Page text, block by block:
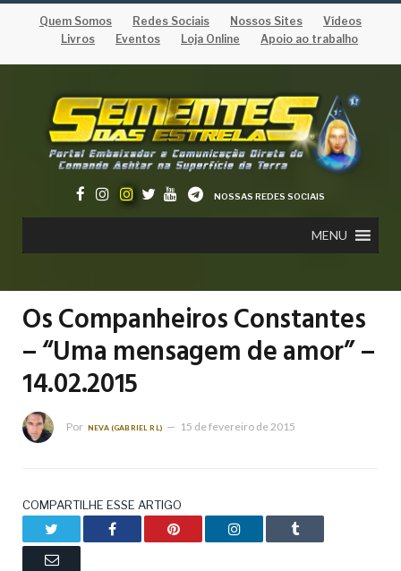
Quem Somos Redes Sociais Nossos Sites
Vídeos
Livros
Eventos Loja Online Apoio ao trabalho
NOSSAS REDES SOCIAIS
MENU
Os Companheiros Constantes
– “Uma mensagem de amor” –
14.02.2015
Por NEVA (GABRIEL RL) 15 de fevereiro de 2015
COMPARTILHE ESSE ARTIGO
Facebook Pinterest LinkedIn Tumblr
Email